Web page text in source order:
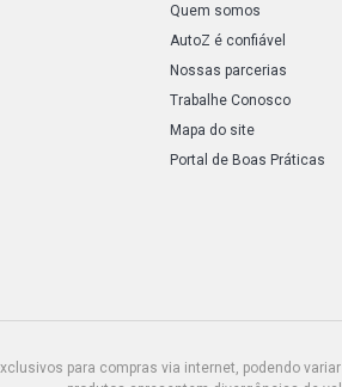
Quem somos
AutoZ é confiável
Nossas parcerias
Trabalhe Conosco
Mapa do site
Portal de Boas Práticas
para compras via internet, podendo